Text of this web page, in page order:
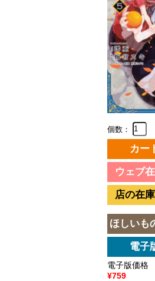
個数：
電子版価格
¥759